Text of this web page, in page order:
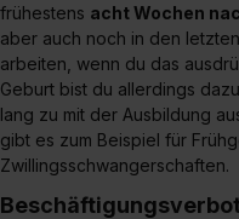
frühestens acht Wochen
aber auch noch in den
arbeiten, wenn du das
Geburt bist du allerdings
lang zu mit der Ausbildung
gibt es zum Beispiel für
Zwillingsschwangerschaften.